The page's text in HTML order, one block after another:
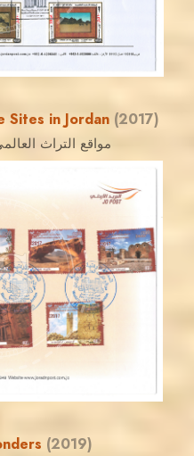
Sites in Jordan (2017)
مواقع التراث
(2019)